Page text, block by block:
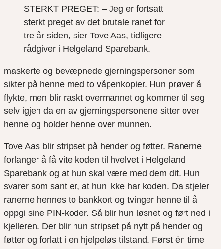
STERKT PREGET: – Jeg er fortsatt
sterkt preget av det brutale ranet for
tre år siden, sier Tove Aas, tidligere
rådgiver i Helgeland Sparebank.
maskerte og bevæpnede gjerningspersoner som
sikter på henne med to våpenkopier. Hun prøver å
flykte, men blir raskt overmannet og kommer til seg
selv igjen da en av gjerningspersonene sitter over
henne og holder henne over munnen.
Tove Aas blir stripset på hender og føtter. Ranerne
forlanger å få vite koden til hvelvet i Helgeland
Sparebank og at hun skal være med dem dit. Hun
svarer som sant er, at hun ikke har koden. Da stjeler
ranerne hennes to bankkort og tvinger henne til å
oppgi sine PIN-koder. Så blir hun løsnet og ført ned i
kjelleren. Der blir hun stripset på nytt på hender og
føtter og forlatt i en hjelpeløs tilstand. Først én time